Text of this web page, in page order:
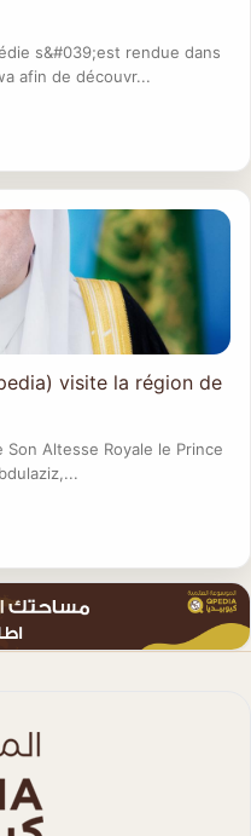
s&#039;est rendue dans
afin de découvr...
visite la région de
Altesse Royale le Prince